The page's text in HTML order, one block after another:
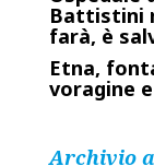
Battistini
farà, è
Etna,
voragine
Archivio